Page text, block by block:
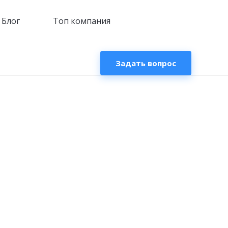
Блог Топ компания
Задать вопрос